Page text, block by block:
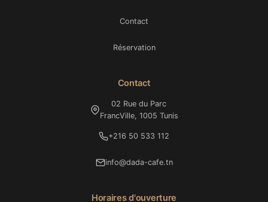
Contact
Réservation
Contact
02 Rue du Parc
FrancVille, 1005 Tunis
+216 50 533 112
info@dada-cafe.tn
Horaires d'ouverture